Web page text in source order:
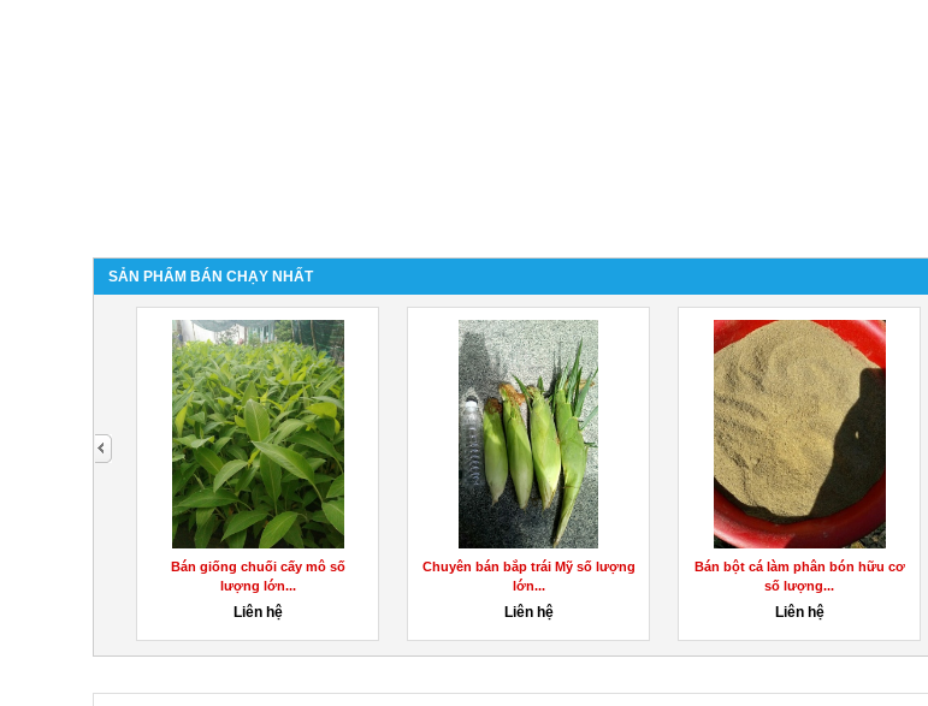
SẢN PHẨM BÁN CHẠY NHẤT
Bán giống chuối cấy mô số
lượng lớn...
Liên hệ
Chuyên bán bắp trái Mỹ số lượng
lớn...
Liên hệ
Bán bột cá làm phân bón hữu cơ
số lượng...
Liên hệ
next